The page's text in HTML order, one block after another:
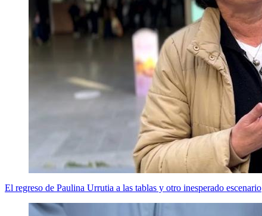
El regreso de Paulina Urrutia a las tablas y otro inesperado escenario